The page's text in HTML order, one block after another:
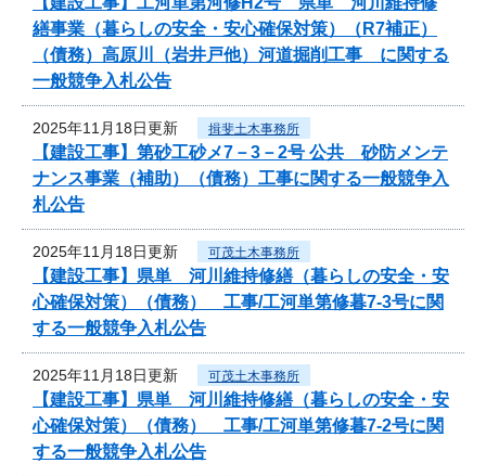
繕事業（暮らしの安全・安心確保対策）（R7補正）
（債務）高原川（岩井戸他）河道掘削工事 に関する
一般競争入札公告
2025年11月18日更新 揖斐土木事務所
【建設工事】第砂工砂メ7－3－2号 公共 砂防メンテ
ナンス事業（補助）（債務）工事に関する一般競争入
札公告
2025年11月18日更新 可茂土木事務所
【建設工事】県単 河川維持修繕（暮らしの安全・安
心確保対策）（債務） 工事/工河単第修暮7-3号に関
する一般競争入札公告
2025年11月18日更新 可茂土木事務所
【建設工事】県単 河川維持修繕（暮らしの安全・安
心確保対策）（債務） 工事/工河単第修暮7-2号に関
する一般競争入札公告